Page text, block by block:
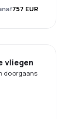
757 EUR
vliegen
doorgaans